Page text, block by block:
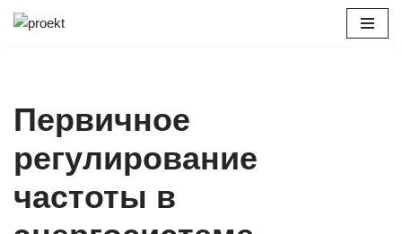
Первичное
регулирование
частоты в